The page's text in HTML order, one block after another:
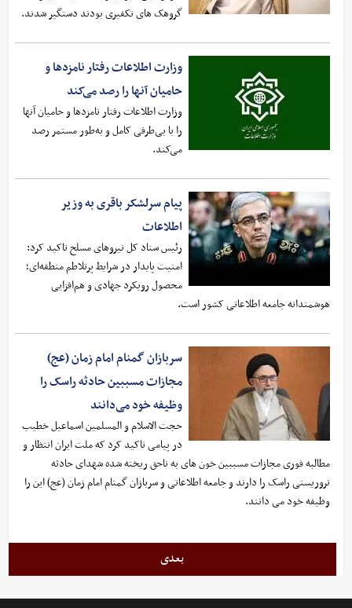
گروهک های تکفیری بودند دستگیر شدند.
وزارت اطلاعات رفتار نامزد‌ها و
حامیان آنها را رصد می‌کند
وزارت اطلاعات رفتار نامزد‌ها و حامیان آنها
را با بی‌طرفی کامل و به‌طور مستمر رصد
می‌کند.
پیام سرلشکر باقری به وزیر
اطلاعات
رئیس ستاد کل نیرو‌های مسلح تاکید کرد:
امنیت پایدار در شرایط پرتلاطم منطقه‌ای؛
محصول رویکرد جهادی و هم‌افزایی
هوشمندانه جامعه اطلاعاتی کشور است.
سربازان گمنام امام زمان (عج)
مجازات مسببین حادثه‌ راسک را
وظیفه خود می‌دانند
حجت الاسلام و المسلمین اسماعیل خطیب
در پیامی تاکید کرد که ملت ایران انتظار و
مطالبه فوری مجازات مسببین خون های به ناحق ریخته شده‌ شهدای حادثه‌
تروریستی راسک را دارند و جامعه‌ اطلاعاتی و سربازان گمنام امام زمان (عج) این را
وظیفه خود می دانند.
بعدی